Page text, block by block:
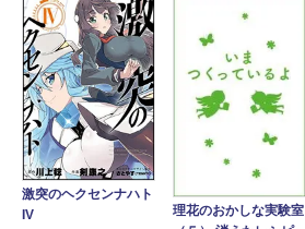
激突のヘクセンナハト
IV
理花のおかしな実験室